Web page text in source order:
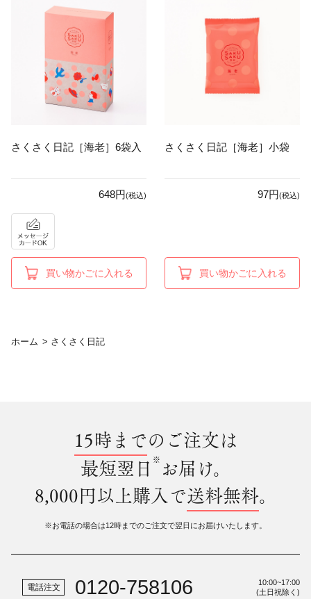
さくさく日記［海老］6袋入
648円(税込)
買い物かごに入れる
さくさく日記［海老］小袋
97円(税込)
買い物かごに入れる
ホーム > さくさく日記
15時までのご注文は
最短翌日 ※ お届け。
8,000円以上購入で送料無料。
※お電話の場合は12時までのご注文で翌日にお届けいたします。
電話注文 0120-758106
10:00~17:00
(土日祝除く)